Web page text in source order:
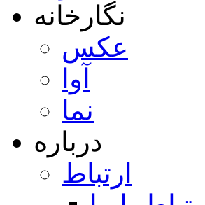
نگارخانه
عکس
آوا
نما
درباره
ارتباط